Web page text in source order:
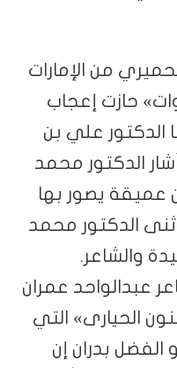
من الإمارات
حازت إعجاب
الدكتور علي بن
الدكتور محمد
عميقة يصور بها
الدكتور محمد
والشاعر.
عبدالواحد عمران
الحيارى» التي
الفضل بدران إن